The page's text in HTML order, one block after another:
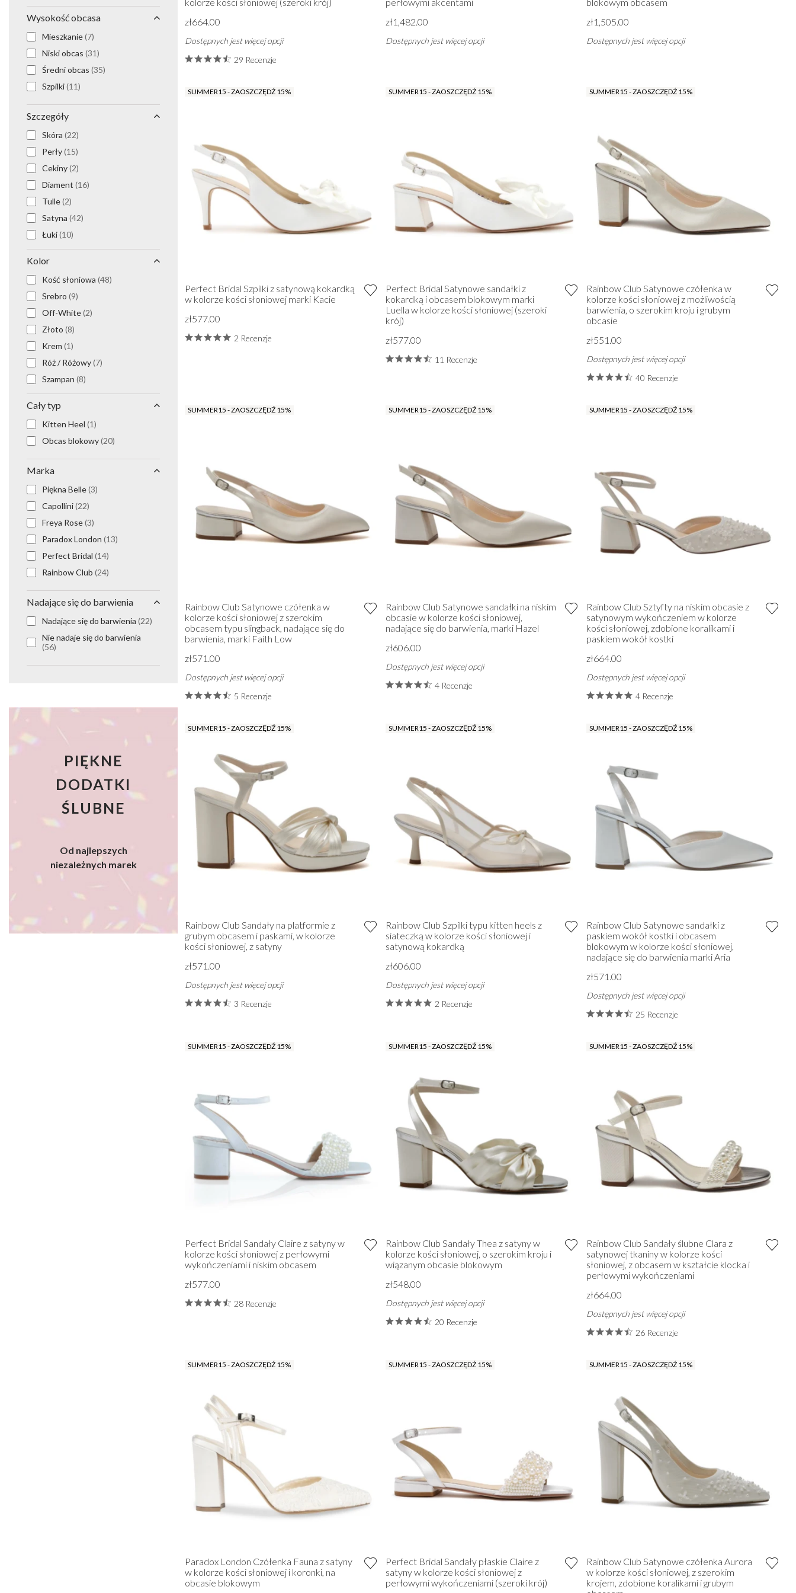
Kolczyki na bal maturalny
Bransoletki na studniówkę
Naszyjniki na bal maturalny
Zestawy biżuterii na bal maturalny
Srebrna biżuteria na bal maturalny
Złota biżuteria na bal maturalny
ZOBACZ WSZYSTKIE Z STUDNIÓWKA
EU39.5 (UK6.5)(24)
EU40 (UK7) (US9)
EU40.5 (UK7.5)
EU41 (UK8) (US10)
EU42 (UK9) (US11)
EU43 (UK10) (US12)
EU44 (UK11) (US13)(1)
Wysokość obcasa
Mieszkanie(7)
Niski obcas (31)
Średni obcas (35)
Szpilki(11)
Szczegóły
Skóra (22)
Perły(15)
Cekiny(2)
Diament (16)
Tulle(2)
Satyna (42)
Łuki(10)
Metaliczny(2)
Brokat
Koronka (1)
Jedwab(3)
Plisy
(2)
Zamsz (3)
Koraliki(4)
Kwiatowy(2)
Błysk(4)
Sztuczna skóra
Kolor
Kość słoniowa (48)
Srebro (9)
Off-White(2)
Złoto (8)
Krem (1)
Róż / Różowy(7)
Szampan (8)
Różowe złoto(3)
Akt (3)
Szary (2)
Biały (1)
Cały typ
Kitten Heel (1)
Obcas blokowy(20)
Marka
Piękna Belle(3)
Capollini(22)
Freya Rose(3)
Paradox London (13)
Perfect Bridal (14)
Rainbow Club (24)
Nadające się do barwienia
Nadające się do barwienia (22)
Nie nadaje się do barwienia
(56)
PIĘKNE
DODATKI
ŚLUBNE
Od najlepszych
niezależnych marek
zł664.00
Dostępnych jest więcej opcji
29 Recenzje
zł1,482.00
Dostępnych jest więcej opcji
zł1,505.00
Dostępnych jest więcej opcji
SUMMER15 - ZAOSZCZĘDŹ 15%
Perfect Bridal Szpilki z satynową kokardką
w kolorze kości słoniowej marki Kacie
zł577.00
2 Recenzje
SUMMER15 - ZAOSZCZĘDŹ 15%
Perfect Bridal Satynowe sandałki z
kokardką i obcasem blokowym marki
Luella w kolorze kości słoniowej (szeroki
krój)
zł577.00
11 Recenzje
SUMMER15 - ZAOSZCZĘDŹ 15%
Rainbow Club Satynowe czółenka w
kolorze kości słoniowej z możliwością
barwienia, o szerokim kroju i grubym
obcasie
zł551.00
Dostępnych jest więcej opcji
40 Recenzje
SUMMER15 - ZAOSZCZĘDŹ 15%
Rainbow Club Satynowe czółenka w
kolorze kości słoniowej z szerokim
obcasem typu slingback, nadające się do
barwienia, marki Faith Low
zł571.00
Dostępnych jest więcej opcji
5 Recenzje
SUMMER15 - ZAOSZCZĘDŹ 15%
Rainbow Club Satynowe sandałki na niskim
obcasie w kolorze kości słoniowej,
nadające się do barwienia, marki Hazel
zł606.00
Dostępnych jest więcej opcji
4 Recenzje
SUMMER15 - ZAOSZCZĘDŹ 15%
Rainbow Club Sztyfty na niskim obcasie z
satynowym wykończeniem w kolorze
kości słoniowej, zdobione koralikami i
paskiem wokół kostki
zł664.00
Dostępnych jest więcej opcji
4 Recenzje
SUMMER15 - ZAOSZCZĘDŹ 15%
Rainbow Club Sandały na platformie z
grubym obcasem i paskami, w kolorze
kości słoniowej, z satyny
zł571.00
Dostępnych jest więcej opcji
3 Recenzje
SUMMER15 - ZAOSZCZĘDŹ 15%
Rainbow Club Szpilki typu kitten heels z
siateczką w kolorze kości słoniowej i
satynową kokardką
zł606.00
Dostępnych jest więcej opcji
2 Recenzje
SUMMER15 - ZAOSZCZĘDŹ 15%
Rainbow Club Satynowe sandałki z
paskiem wokół kostki i obcasem
blokowym w kolorze kości słoniowej,
nadające się do barwienia marki Aria
zł571.00
Dostępnych jest więcej opcji
25 Recenzje
SUMMER15 - ZAOSZCZĘDŹ 15%
Perfect Bridal Sandały Claire z satyny w
kolorze kości słoniowej z perłowymi
wykończeniami i niskim obcasem
zł577.00
28 Recenzje
SUMMER15 - ZAOSZCZĘDŹ 15%
Rainbow Club Sandały Thea z satyny w
kolorze kości słoniowej, o szerokim kroju i
wiązanym obcasie blokowym
zł548.00
Dostępnych jest więcej opcji
20 Recenzje
SUMMER15 - ZAOSZCZĘDŹ 15%
Rainbow Club Sandały ślubne Clara z
satynowej tkaniny w kolorze kości
słoniowej, z obcasem w kształcie klocka i
perłowymi wykończeniami
zł664.00
Dostępnych jest więcej opcji
26 Recenzje
SUMMER15 - ZAOSZCZĘDŹ 15%
Paradox London Czółenka Fauna z satyny
w kolorze kości słoniowej i koronki, na
obcasie blokowym
SUMMER15 - ZAOSZCZĘDŹ 15%
Perfect Bridal Sandały płaskie Claire z
satyny w kolorze kości słoniowej z
perłowymi wykończeniami (szeroki krój)
SUMMER15 - ZAOSZCZĘDŹ 15%
Rainbow Club Satynowe czółenka Aurora
w kolorze kości słoniowej, z szerokim
krojem, zdobione koralikami i grubym